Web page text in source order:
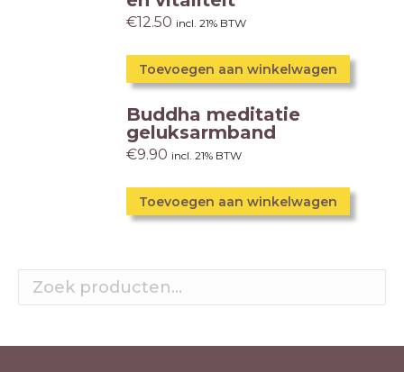
€12.50 incl. 21% BTW
Toevoegen aan winkelwagen
Buddha meditatie
geluksarmband
€9.90 incl. 21% BTW
Toevoegen aan winkelwagen